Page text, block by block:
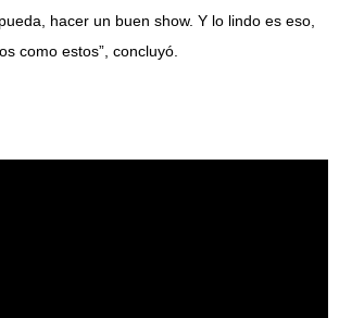
hacer un buen show. Y lo lindo es eso,
como estos”, concluyó.